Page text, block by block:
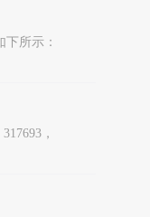
所示：
，